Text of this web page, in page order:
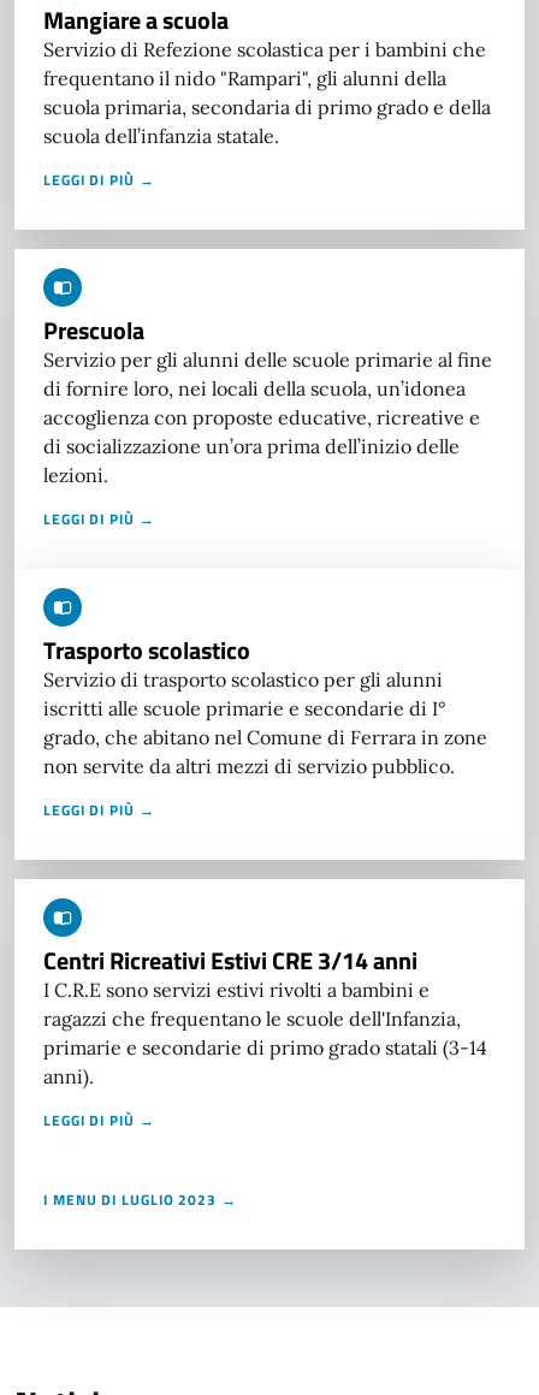
Mangiare a scuola
Servizio di Refezione scolastica per i bambini che
frequentano il nido "Rampari", gli alunni della
scuola primaria, secondaria di primo grado e della
scuola dell’infanzia statale.
LEGGI DI PIÙ →
Prescuola
Servizio per gli alunni delle scuole primarie al fine
di fornire loro, nei locali della scuola, un’idonea
accoglienza con proposte educative, ricreative e
di socializzazione un’ora prima dell’inizio delle
lezioni.
LEGGI DI PIÙ →
Trasporto scolastico
Servizio di trasporto scolastico per gli alunni
iscritti alle scuole primarie e secondarie di I°
grado, che abitano nel Comune di Ferrara in zone
non servite da altri mezzi di servizio pubblico.
LEGGI DI PIÙ →
Centri Ricreativi Estivi CRE 3/14 anni
I C.R.E sono servizi estivi rivolti a bambini e
ragazzi che frequentano le scuole dell'Infanzia,
primarie e secondarie di primo grado statali (3-14
anni).
LEGGI DI PIÙ →
I MENU DI LUGLIO 2023 →